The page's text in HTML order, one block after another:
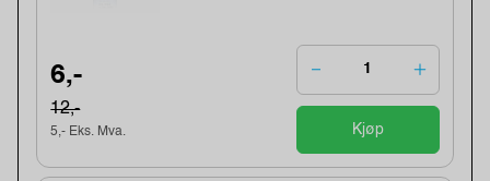
6,-
12,-
5,- Eks. Mva. Kjøp